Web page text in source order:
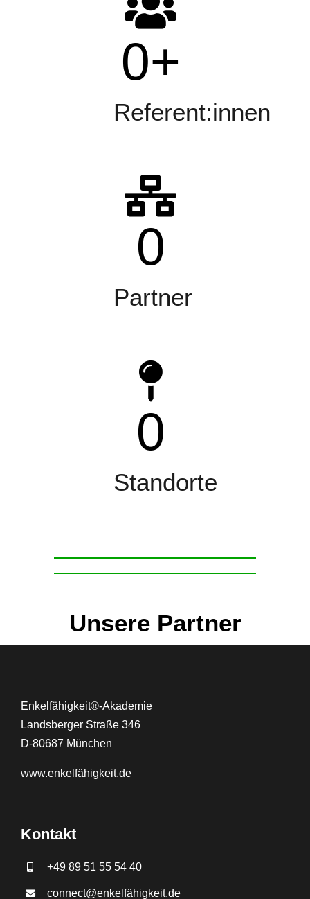
0+
Referent:innen
0
Partner
0
Standorte
Unsere Partner
Enkelfähigkeit®-Akademie
Landsberger Straße 346
D-80687 München
www.enkelfähigkeit.de
Kontakt
+49 89 51 55 54 40
connect@enkelfähigkeit.de